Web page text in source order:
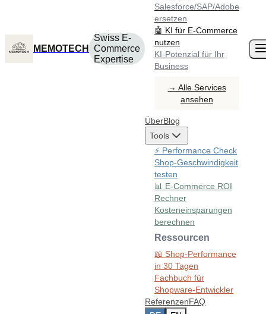
MEMOTECH
Swiss E-
Commerce
Expertise
Salesforce/SAP/Adobe
ersetzen
🤖 KI für E-Commerce
nutzen
KI-Potenzial für Ihr
Business
→ Alle Services
ansehen
ÜberBlog
Tools
⚡ Performance Check
Shop-Geschwindigkeit
testen
📊 E-Commerce ROI
Rechner
Kosteneinsparungen
berechnen
Ressourcen
📖 Shop-Performance
in 30 Tagen
Fachbuch für
Shopware-Entwickler
ReferenzenFAQ